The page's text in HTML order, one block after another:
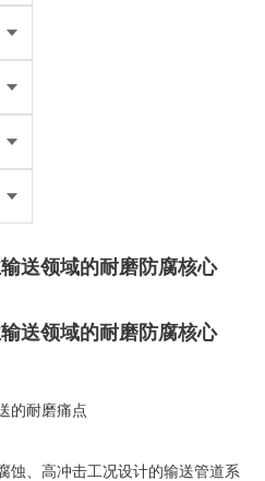
送领域的耐磨防腐核心
送领域的耐磨防腐核心
的耐磨痛点
蚀、高冲击工况设计的输送管道系